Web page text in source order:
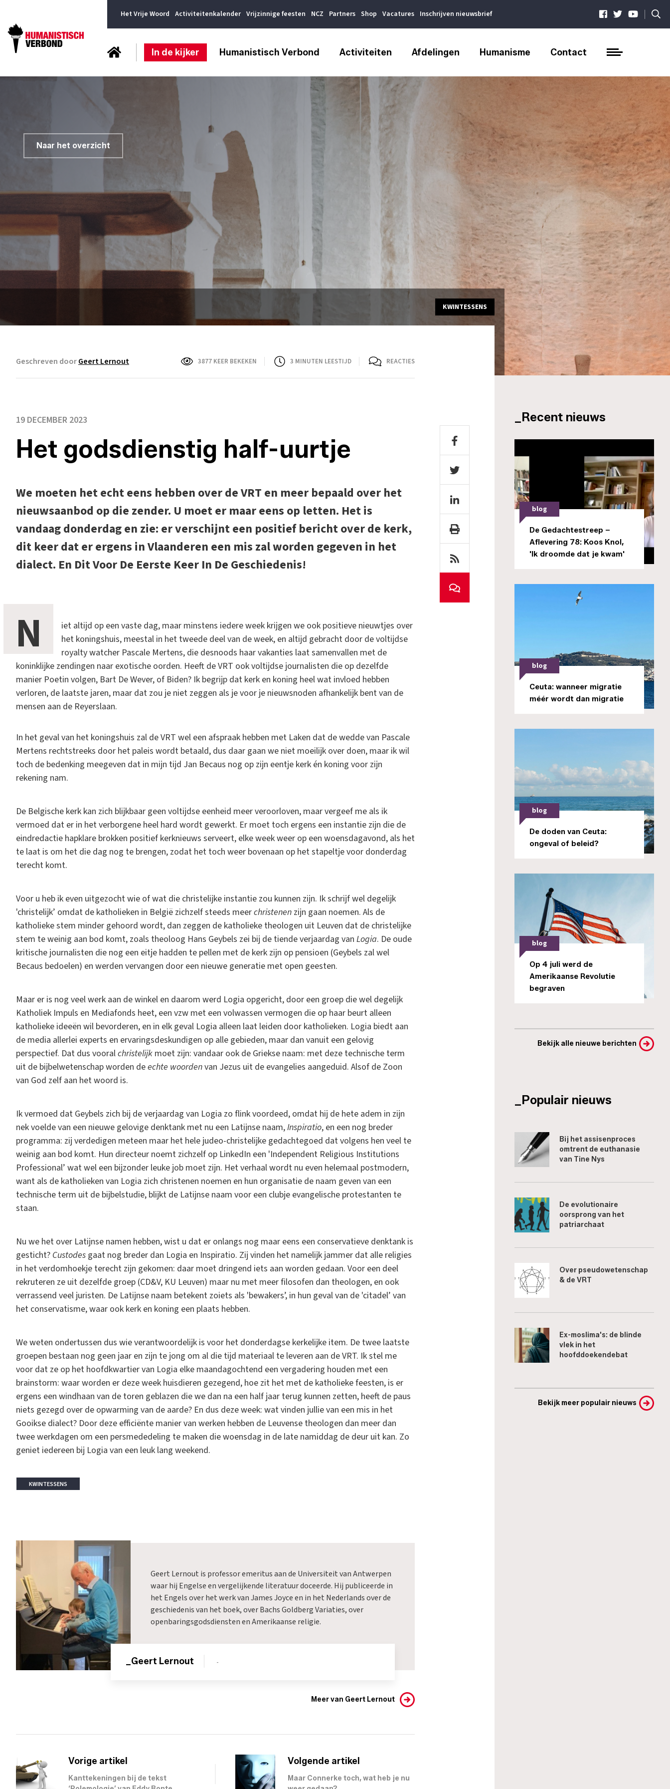
Het Vrije Woord Activiteitenkalender Vrijzinnige feesten NCZ Partners Shop Vacatures Inschrijven nieuwsbrief |
In de kijker Humanistisch Verbond Activiteiten Afdelingen Humanisme Contact
Naar het overzicht
KWINTESSENS
Geschreven doorGeert Lernout 3877 KEER BEKEKEN 3 MINUTEN LEESTIJD REACTIES
19 DECEMBER 2023
Het godsdienstig half-uurtje
We moeten het echt eens hebben over de VRT en meer bepaald over het
nieuwsaanbod op die zender. U moet er maar eens op letten. Het is
vandaag donderdag en zie: er verschijnt een positief bericht over de kerk,
dit keer dat er ergens in Vlaanderen een mis zal worden gegeven in het
dialect. En Dit Voor De Eerste Keer In De Geschiedenis!
N
iet altijd op een vaste dag, maar minstens iedere week krijgen we ook positieve nieuwtjes over
het koningshuis, meestal in het tweede deel van de week, en altijd gebracht door de voltijdse
royalty watcher Pascale Mertens, die desnoods haar vakanties laat samenvallen met de
koninklijke zendingen naar exotische oorden. Heeft de VRT ook voltijdse journalisten die op dezelfde
manier Poetin volgen, Bart De Wever, of Biden? Ik begrijp dat kerk en koning heel wat invloed hebben
verloren, de laatste jaren, maar dat zou je niet zeggen als je voor je nieuwsnoden afhankelijk bent van de
mensen aan de Reyerslaan.
In het geval van het koningshuis zal de VRT wel een afspraak hebben met Laken dat de wedde van Pascale
Mertens rechtstreeks door het paleis wordt betaald, dus daar gaan we niet moeilijk over doen, maar ik wil
toch de bedenking meegeven dat in mijn tijd Jan Becaus nog op zijn eentje kerk én koning voor zijn
rekening nam.
De Belgische kerk kan zich blijkbaar geen voltijdse eenheid meer veroorloven, maar vergeef me als ik
vermoed dat er in het verborgene heel hard wordt gewerkt. Er moet toch ergens een instantie zijn die de
eindredactie hapklare brokken positief kerknieuws serveert, elke week weer op een woensdagavond, als het
te laat is om het die dag nog te brengen, zodat het toch weer bovenaan op het stapeltje voor donderdag
terecht komt.
Voor u heb ik even uitgezocht wie of wat die christelijke instantie zou kunnen zijn. Ik schrijf wel degelijk
'christelijk’ omdat de katholieken in België zichzelf steeds meerchristenen zijn gaan noemen. Als de
katholieke stem minder gehoord wordt, dan zeggen de katholieke theologen uit Leuven dat de christelijke
stem te weinig aan bod komt, zoals theoloog Hans Geybels zei bij de tiende verjaardag van Logia. De oude
kritische journalisten die nog een eitje hadden te pellen met de kerk zijn op pensioen (Geybels zal wel
Becaus bedoelen) en werden vervangen door een nieuwe generatie met open geesten.
Maar er is nog veel werk aan de winkel en daarom werd Logia opgericht, door een groep die wel degelijk
Katholiek Impuls en Mediafonds heet, een vzw met een volwassen vermogen die op haar beurt alleen
katholieke ideeën wil bevorderen, en in elk geval Logia alleen laat leiden door katholieken. Logia biedt aan
de media allerlei experts en ervaringsdeskundigen op alle gebieden, maar dan vanuit een gelovig
perspectief. Dat dus vooralchristelijk moet zijn: vandaar ook de Griekse naam: met deze technische term
uit de bijbelwetenschap worden deechte woordenvan Jezus uit de evangelies aangeduid. Alsof de Zoon
van God zelf aan het woord is.
Ik vermoed dat Geybels zich bij de verjaardag van Logia zo flink voordeed, omdat hij de hete adem in zijn
nek voelde van een nieuwe gelovige denktank met nu een Latijnse naam,Inspiratio, en een nog breder
programma: zij verdedigen meteen maar het hele judeo-christelijke gedachtegoed dat volgens hen veel te
weinig aan bod komt. Hun directeur noemt zichzelf op LinkedIn een 'Independent Religious Institutions
Professional’ wat wel een bijzonder leuke job moet zijn. Het verhaal wordt nu even helemaal postmodern,
want als de katholieken van Logia zich christenen noemen en hun organisatie de naam geven van een
technische term uit de bijbelstudie, blijkt de Latijnse naam voor een clubje evangelische protestanten te
staan.
Nu we het over Latijnse namen hebben, wist u dat er onlangs nog maar eens een conservatieve denktank is
gesticht? Custodes gaat nog breder dan Logia en Inspiratio. Zij vinden het namelijk jammer dat alle religies
in het verdomhoekje terecht zijn gekomen: daar moet dringend iets aan worden gedaan. Voor een deel
rekruteren ze uit dezelfde groep (CD&V, KU Leuven) maar nu met meer filosofen dan theologen, en ook
verrassend veel juristen. De Latijnse naam betekent zoiets als 'bewakers’, in hun geval van de 'citadel’ van
het conservatisme, waar ook kerk en koning een plaats hebben.
We weten ondertussen dus wie verantwoordelijk is voor het donderdagse kerkelijke item. De twee laatste
groepen bestaan nog geen jaar en zijn te jong om al die tijd materiaal te leveren aan de VRT. Ik stel me
voor dat ze op het hoofdkwartier van Logia elke maandagochtend een vergadering houden met een
brainstorm: waar worden er deze week huisdieren gezegend, hoe zit het met de katholieke feesten, is er
ergens een windhaan van de toren geblazen die we dan na een half jaar terug kunnen zetten, heeft de paus
niets gezegd over de opwarming van de aarde? En dus deze week: wat vinden jullie van een mis in het
Gooikse dialect? Door deze efficiënte manier van werken hebben de Leuvense theologen dan meer dan
twee werkdagen om een persmededeling te maken die woensdag in de late namiddag de deur uit kan. Zo
geniet iedereen bij Logia van een leuk lang weekend.
KWINTESSENS
Geert Lernout is professor emeritus aan de Universiteit van Antwerpen
waar hij Engelse en vergelijkende literatuur doceerde. Hij publiceerde in
het Engels over het werk van James Joyce en in het Nederlands over de
geschiedenis van het boek, over Bachs Goldberg Variaties, over
openbaringsgodsdiensten en Amerikaanse religie.
_Geert Lernout -
Meer van Geert Lernout
Vorige artikel
Kanttekeningen bij de tekst
Volgende artikel
Maar Connerke toch, wat heb je nu
_Recent nieuws
blog
De Gedachtestreep –
Aflevering 78: Koos Knol,
'Ik droomde dat je kwam'
blog
Ceuta: wanneer migratie
méér wordt dan migratie
blog
De doden van Ceuta:
ongeval of beleid?
blog
Op 4 juli werd de
Amerikaanse Revolutie
begraven
Bekijk alle nieuwe berichten
_Populair nieuws
Bij het assisenproces
omtrent de euthanasie
van Tine Nys
De evolutionaire
oorsprong van het
patriarchaat
Over pseudowetenschap
& de VRT
Ex-moslima's: de blinde
vlek in het
hoofddoekendebat
Bekijk meer populair nieuws